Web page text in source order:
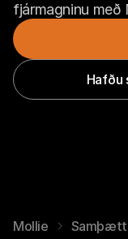
fjármagninu með
Hafðu
Mollie